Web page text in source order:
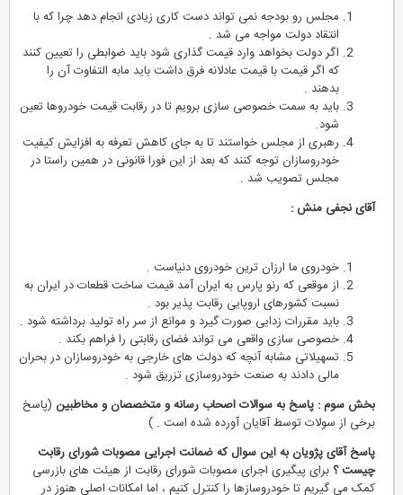
مجلس رو بودجه نمی تواند دست کاری زیادی انجام دهد چرا که با
انتقاد دولت مواجه می شد .
اگر دولت بخواهد وارد قیمت گذاری شود باید ضوابطی را تعیین کنند
که اگر قیمت با قیمت عادلانه فرق داشت باید مابه التفاوت آن را
بدهند .
باید به سمت خصوصی سازی برویم تا در رقابت قیمت خودروها تعین
شود.
رهبری از مجلس خواستند تا به جای کاهش تعرفه به افزایش کیفیت
خودروسازان توجه کنند که بعد از این فورا قانونی در همین راستا در
مجلس تصویب شد .
آقای نجفی منش :
خودروی ما ارزان ترین خودروی دنیاست .
از موقعی که رنو پارس به ایران آمد قیمت ساخت قطعات در ایران به
نسبت کشورهای اروپایی رقابت پذیر بود .
باید مقررات زدایی صورت گیرد و موانع از سر راه تولید برداشته شود .
خصوصی سازی واقعی می تواند فضای رقابتی را فراهم بکند .
تسهیلاتی مشابه آنچه که دولت های خارجی به خودروسازان در بحران
مالی دادند به صنعت خودروسازی تزریق شود .
بخش سوم : پاسخ به سوالات اصحاب رسانه و متخصصان و مخاطبین(پاسخ
برخی از سولات توسط آقایان آورده شده است . )
پاسخ آقای پژویان به این سوال که ضمانت اجرایی مصوبات شورای رقابت
چیست ؟برای پیگیری اجرای مصوبات شورای رقابت از هیئت های بازرسی
کمک می گیریم تا خودروسازها را کنترل کنیم ، اما امکانات اصلی هنوز در